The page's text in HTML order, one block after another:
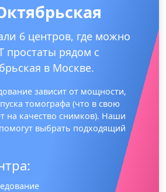
6 центров, где можно
простаты рядом с
в Москве.
зависит от мощности,
томографа (что в свою
на качество снимков). Наши
выбрать подходящий